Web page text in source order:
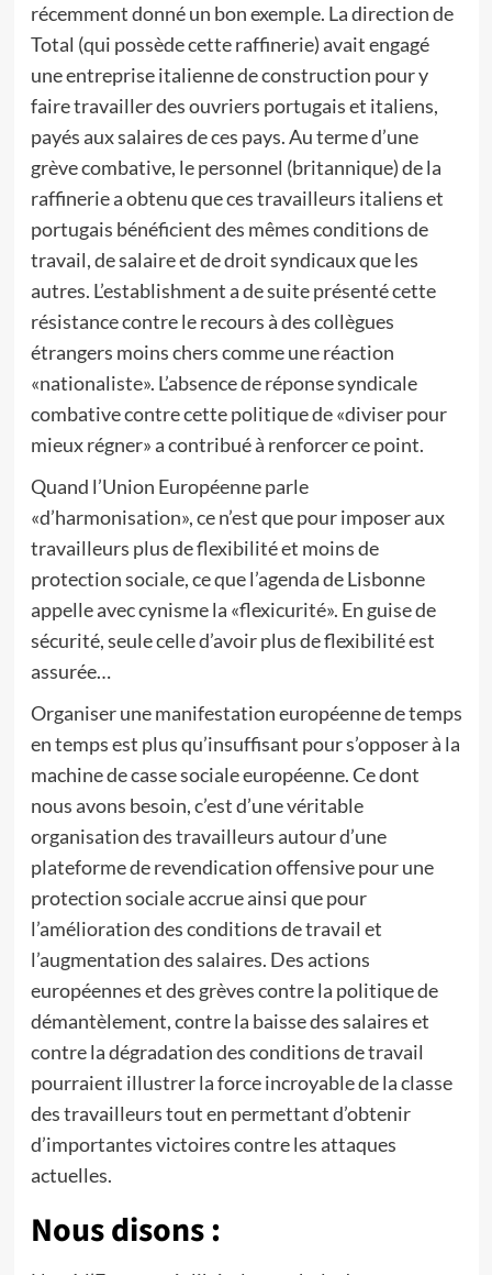
récemment donné un bon exemple. La direction de
Total (qui possède cette raffinerie) avait engagé
une entreprise italienne de construction pour y
faire travailler des ouvriers portugais et italiens,
payés aux salaires de ces pays. Au terme d’une
grève combative, le personnel (britannique) de la
raffinerie a obtenu que ces travailleurs italiens et
portugais bénéficient des mêmes conditions de
travail, de salaire et de droit syndicaux que les
autres. L’establishment a de suite présenté cette
résistance contre le recours à des collègues
étrangers moins chers comme une réaction
«nationaliste». L’absence de réponse syndicale
combative contre cette politique de «diviser pour
mieux régner» a contribué à renforcer ce point.
Quand l’Union Européenne parle
«d’harmonisation», ce n’est que pour imposer aux
travailleurs plus de flexibilité et moins de
protection sociale, ce que l’agenda de Lisbonne
appelle avec cynisme la «flexicurité». En guise de
sécurité, seule celle d’avoir plus de flexibilité est
assurée…
Organiser une manifestation européenne de temps
en temps est plus qu’insuffisant pour s’opposer à la
machine de casse sociale européenne. Ce dont
nous avons besoin, c’est d’une véritable
organisation des travailleurs autour d’une
plateforme de revendication offensive pour une
protection sociale accrue ainsi que pour
l’amélioration des conditions de travail et
l’augmentation des salaires. Des actions
européennes et des grèves contre la politique de
démantèlement, contre la baisse des salaires et
contre la dégradation des conditions de travail
pourraient illustrer la force incroyable de la classe
des travailleurs tout en permettant d’obtenir
d’importantes victoires contre les attaques
actuelles.
Nous disons :